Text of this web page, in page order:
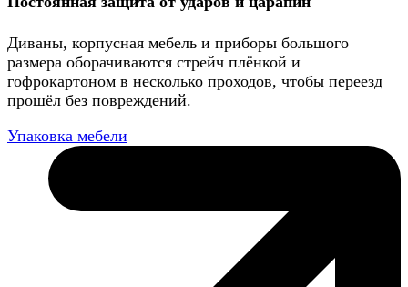
Диваны, корпусная мебель и приборы большого
размера оборачиваются стрейч плёнкой и
гофрокартоном в несколько проходов, чтобы переезд
прошёл без повреждений.
Упаковка мебели